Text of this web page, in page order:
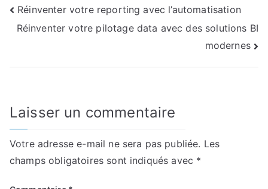
Navigation
de
l’article
Réinventer votre reporting avec l’automatisation
Réinventer votre pilotage data avec des solutions BI
modernes
Laisser un commentaire
Votre adresse e-mail ne sera pas publiée. Les
champs obligatoires sont indiqués avec *